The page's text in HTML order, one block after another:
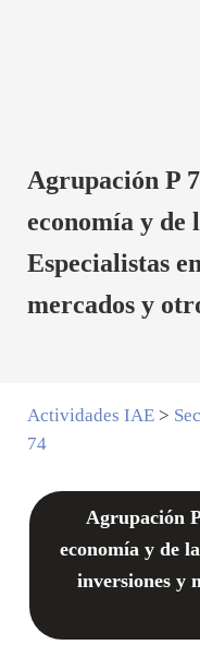
Agrupación P
economía y de
Especialistas
mercados y
Actividades IAE>
74
Agrupación
economía y de
inversiones y